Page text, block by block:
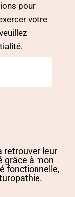
pour
votre
retrouver leur
grâce à mon
fonctionnelle,